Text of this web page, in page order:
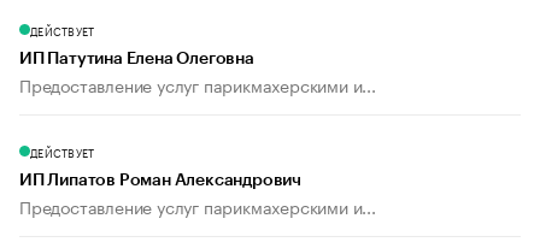
ДЕЙСТВУЕТ
ИП Патутина Елена Олеговна
Предоставление услуг парикмахерскими и...
ДЕЙСТВУЕТ
ИП Липатов Роман Александрович
Предоставление услуг парикмахерскими и...